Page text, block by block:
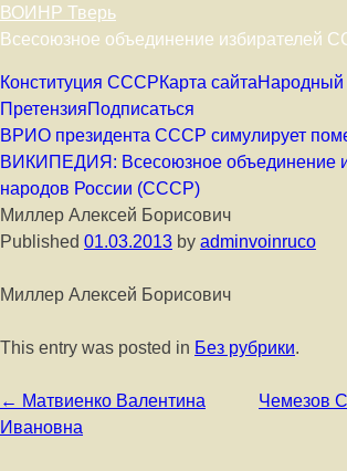
ВОИНР Тверь
Всесоюзное объединение избирателей
Skip to content
Конституция СССРКарта сайта
ПретензияПодписаться
ВРИО президента СССР симулирует
ВИКИПЕДИЯ: Всесоюзное объединение
народов России (СССР)
Миллер Алексей Борисович
Published 01.03.2013 by adminvoinruco
Миллер Алексей Борисович
This entry was posted in Без рубрики.
Post navigation
← Матвиенко Валентина
Ивановна
Чемезов